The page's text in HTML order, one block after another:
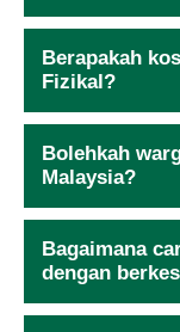
Berapakah
Fizikal?
Bolehkah
Malaysia?
Bagaimana
dengan